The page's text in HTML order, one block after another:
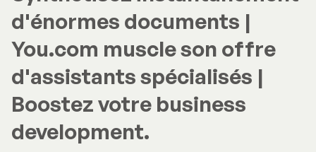
d'énormes documents |
You.com muscle son offre
d'assistants spécialisés |
Boostez votre business
development.